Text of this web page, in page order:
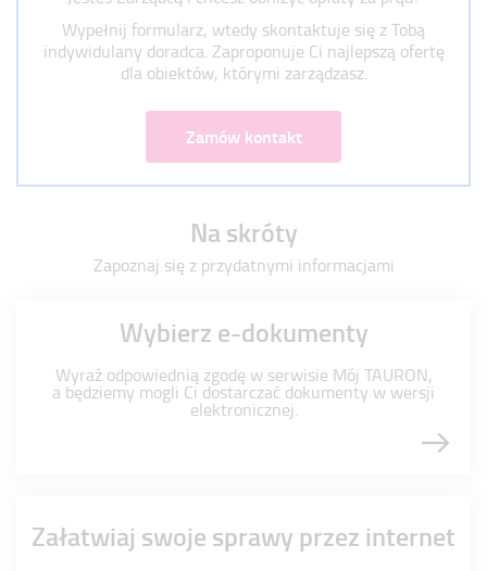
Wypełnij formularz, wtedy skontaktuje się z Tobą
indywidulany doradca. Zaproponuje Ci najlepszą ofertę
dla obiektów, którymi zarządzasz.
Zamów kontakt
Na skróty
Zapoznaj się z przydatnymi informacjami
Wybierz e-dokumenty
Wyraź odpowiednią zgodę w serwisie Mój TAURON,
a będziemy mogli Ci dostarczać dokumenty w wersji
elektronicznej.
Załatwiaj swoje sprawy przez internet